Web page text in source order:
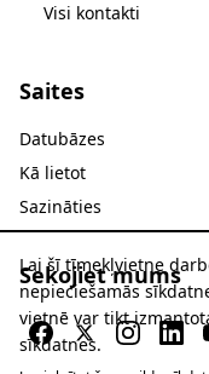
Visi kontakti
Saites
Datubāzes
Kā lietot
Sazināties
Sekojiet mums
Lai šī tīmekļvietne
nepieciešamās
vietnē var tikt
sīkdatnes.